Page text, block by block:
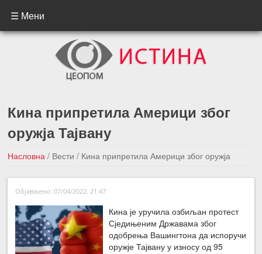
☰ Мени
Кина припретила Америци због
оружја Тајвану
Насловна / Вести/ Кина припретила Америци због оружја
Тајвану
←Претходна вест
Објављено: 07/04/2022, 21:47
Кина је уручила озбиљан протест
Сједињеним Државама због
одобрења Вашингтона да испоручи
оружје Тајвану у износу од 95